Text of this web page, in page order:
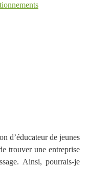
d’éducateur de jeunes
trouver une entreprise
Ainsi, pourrais-je